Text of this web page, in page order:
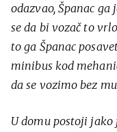
odazvao, Španac
se da bi vozač to
to ga Španac
minibus kod
da se vozimo bez
U domu postoji jako